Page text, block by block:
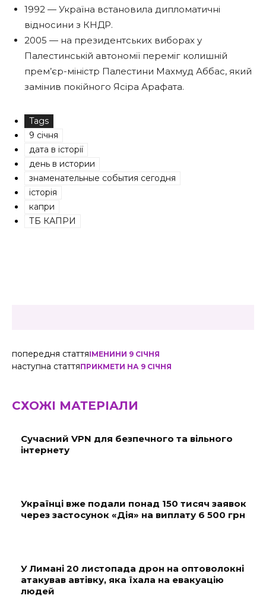
1992 — Україна встановила дипломатичні
відносини з КНДР.
2005 — на президентських виборах у
Палестинській автономії переміг колишній
прем’єр-міністр Палестини Махмуд Аббас, який
замінив покійного Ясіра Арафата.
Tags
9 січня
дата в історії
день в истории
знаменательные события сегодня
історія
капри
ТБ КАПРИ
попередня статтяІМЕНИНИ 9 СІЧНЯ
наступна статтяПРИКМЕТИ НА 9 СІЧНЯ
СХОЖІ МАТЕРІАЛИ
Сучасний VPN для безпечного та вільного
інтернету
Українці вже подали понад 150 тисяч заявок
через застосунок «Дія» на виплату 6 500 грн
У Лимані 20 листопада дрон на оптоволокні
атакував автівку, яка їхала на евакуацію
людей